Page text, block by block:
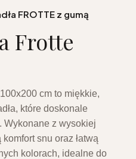
FROTTE z gumą
Frotte
cm to miękkie,
które doskonale
Wykonane z wysokiej
snu oraz łatwą
kolorach, idealne do